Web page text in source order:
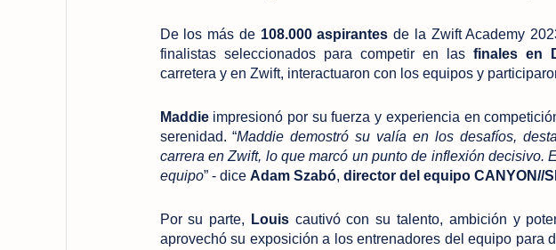
De los más de 108.000 aspirantes de la Zwift Academy
finalistas seleccionados para competir en las finales en
carretera y en Zwift, interactuaron con los equipos y
Maddieimpresionó por su fuerza y experiencia en
serenidad. “Maddie demostró su valía en los desafíos,
carrera en Zwift, lo que marcó un punto de inflexión decisivo.
equipo” - dice Adam Szabó, director del equipo CANYON//
Por su parte, Louiscautivó con su talento, ambición y
aprovechó su exposición a los entrenadores del equipo para